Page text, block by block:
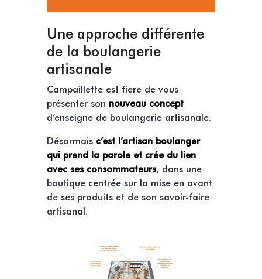
Une approche différente
de la boulangerie
artisanale
Campaillette est fière de vous
présenter son nouveau concept
d’enseigne de boulangerie artisanale.
Désormais c’est l’artisan boulanger
qui prend la parole et crée du lien
avec ses consommateurs, dans une
boutique centrée sur la mise en avant
de ses produits et de son savoir-faire
artisanal.